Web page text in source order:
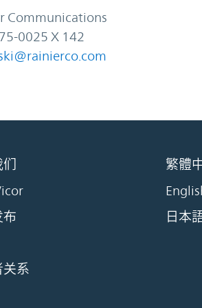
Communications
0025 X 142
布
关系
繁體
日本